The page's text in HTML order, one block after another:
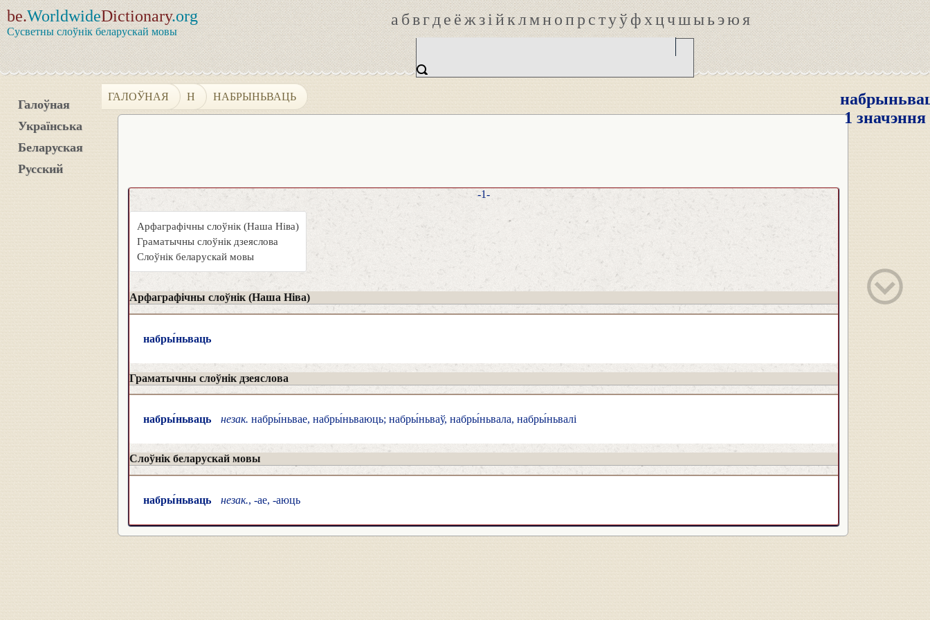
be.WorldwideDictionary.org
Сусветны слоўнік беларускай мовы
абвгдеёжзійклмнопрстуўфхцчшыьэюя
Галоўная
Українська
Беларуская
Русский
ГАЛОЎНАЯ Н НАБРЫНЬВАЦЬ
1 значэння
-1-
Арфаграфічны слоўнік (Наша Ніва)
Граматычны слоўнік дзеяслова
Слоўнік беларускай мовы
Арфаграфічны слоўнік (Наша Ніва)
набры́ньваць
Граматычны слоўнік дзеяслова
набры́ньваць незак. набры́ньвае, набры́ньваюць; набры́ньваў, набры́ньвала, набры́ньвалі
Слоўнік беларускай мовы
набры́ньваць незак., -ае, -аюць